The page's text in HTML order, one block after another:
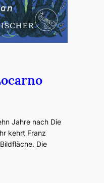
Jahre nach Die
kehrt Franz
Die